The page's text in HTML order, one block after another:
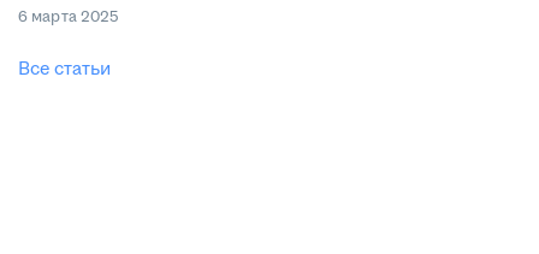
6 марта 2025
Все статьи